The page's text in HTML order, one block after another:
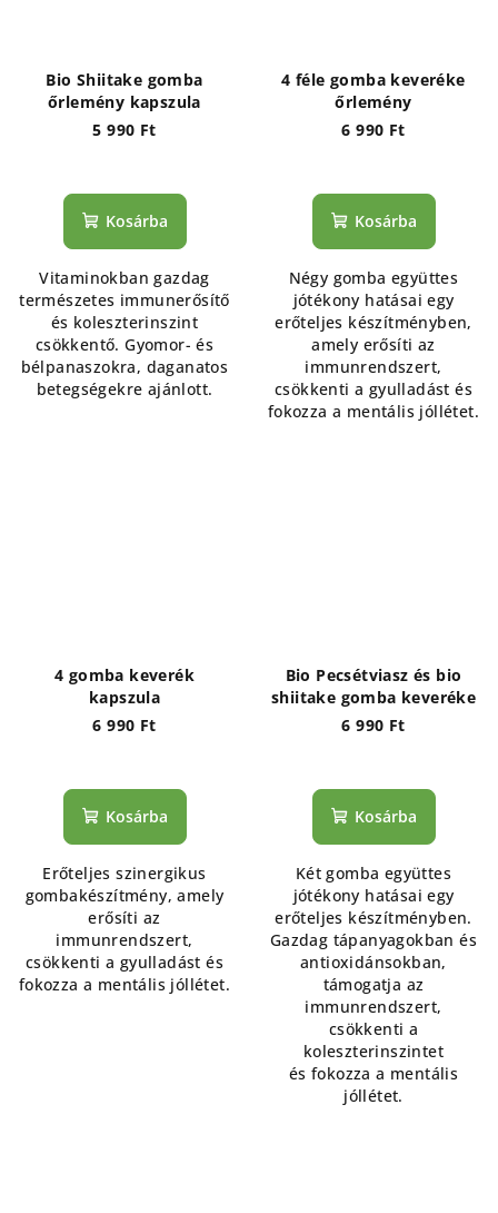
Bio Shiitake gomba
őrlemény kapszula
5 990 Ft
Kosárba
Vitaminokban gazdag
természetes immunerősítő
és koleszterinszint
csökkentő. Gyomor- és
bélpanaszokra, daganatos
betegségekre ajánlott.
4 féle gomba keveréke
őrlemény
6 990 Ft
Kosárba
Négy gomba együttes
jótékony hatásai egy
erőteljes készítményben,
amely erősíti az
immunrendszert,
csökkenti a gyulladást és
fokozza a mentális jóllétet.
4 gomba keverék
kapszula
6 990 Ft
Kosárba
Erőteljes szinergikus
gombakészítmény, amely
erősíti az
immunrendszert,
csökkenti a gyulladást és
fokozza a mentális jóllétet.
Bio Pecsétviasz és bio
shiitake gomba keveréke
6 990 Ft
Kosárba
Két gomba együttes
jótékony hatásai egy
erőteljes készítményben.
Gazdag tápanyagokban és
antioxidánsokban,
támogatja az
immunrendszert,
csökkenti a
koleszterinszintet
és fokozza a mentális
jóllétet.